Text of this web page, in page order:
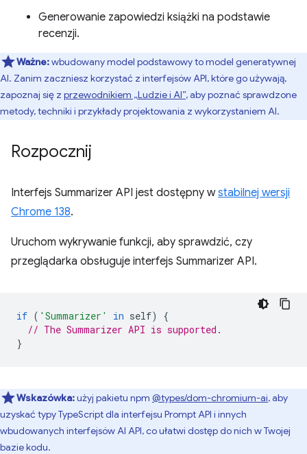
Generowanie zapowiedzi książki na podstawie
recenzji.
Ważne:wbudowany model podstawowy to model generatywnej
AI. Zanim zaczniesz korzystać z interfejsów API, które go używają,
zapoznaj się z przewodnikiem „Ludzie i AI”, aby poznać sprawdzone
metody, techniki i przykłady projektowania z wykorzystaniem AI.
Rozpocznij
Interfejs Summarizer API jest dostępny wstabilnej wersji
Chrome 138.
Uruchom wykrywanie funkcji, aby sprawdzić, czy
przeglądarka obsługuje interfejs Summarizer API.
if ( 'Summarizer' in self)
{
// The Summarizer API is supported.
}
Wskazówka:użyj pakietu npm @types/dom-chromium-ai, aby
uzyskać typy TypeScript dla interfejsu Prompt API i innych
wbudowanych interfejsów AI API, co ułatwi dostęp do nich w Twojej
bazie kodu.